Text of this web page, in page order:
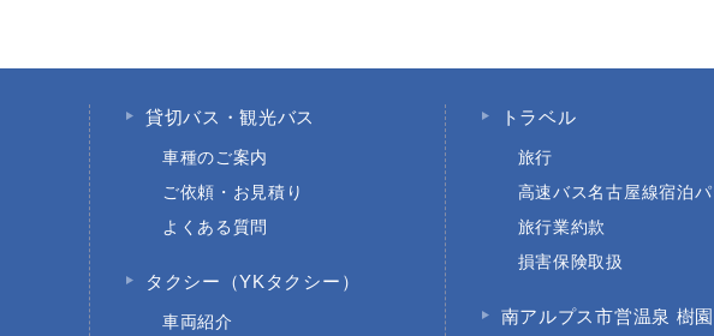
貸切バス・観光バス
車種のご案内
ご依頼・お見積り
よくある質問
タクシー（YKタクシー）
車両紹介
トラベル
旅行
高速バス名古屋線宿泊パ
旅行業約款
損害保険取扱
南アルプス市営温泉 樹園